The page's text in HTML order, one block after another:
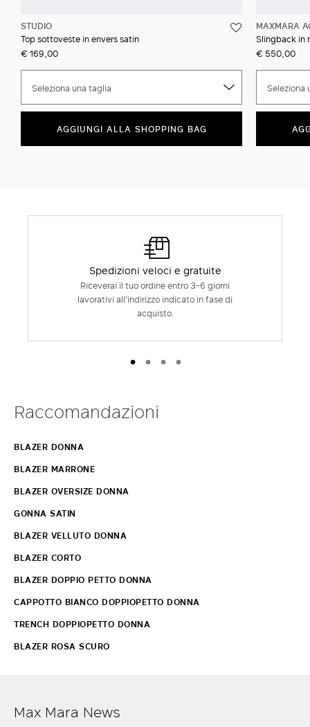
STUDIO
Top sottoveste in envers satin
€ 169,00
Seleziona una taglia
AGGIUNGI ALLA SHOPPING BAG
MAXMARA
Slingback in
€ 550,00
Seleziona
Spedizioni veloci e gratuite
Riceverai il tuo ordine entro 3-6 giorni
lavorativi all'indirizzo indicato in fase di
acquisto.
Raccomandazioni
BLAZER DONNA
BLAZER MARRONE
BLAZER OVERSIZE DONNA
GONNA SATIN
BLAZER VELLUTO DONNA
BLAZER CORTO
BLAZER DOPPIO PETTO DONNA
CAPPOTTO BIANCO DOPPIOPETTO DONNA
TRENCH DOPPIOPETTO DONNA
BLAZER ROSA SCURO
Max Mara News